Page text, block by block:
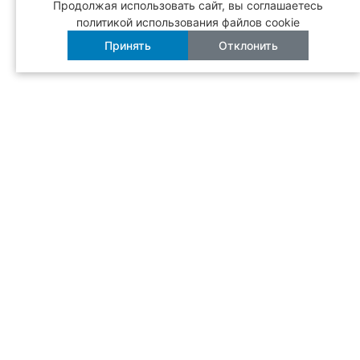
Продолжая использовать сайт, вы соглашаетесь
политикой использования файлов cookie
Принять
Отклонить